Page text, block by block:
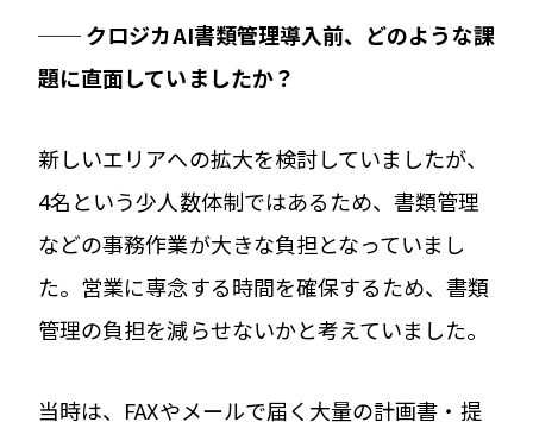
── クロジカAI書類管理導入前、どのような課
題に直面していましたか？
新しいエリアへの拡大を検討していましたが、
4名という少人数体制ではあるため、書類管理
などの事務作業が大きな負担となっていまし
た。営業に専念する時間を確保するため、書類
管理の負担を減らせないかと考えていました。
当時は、FAXやメールで届く大量の計画書・提